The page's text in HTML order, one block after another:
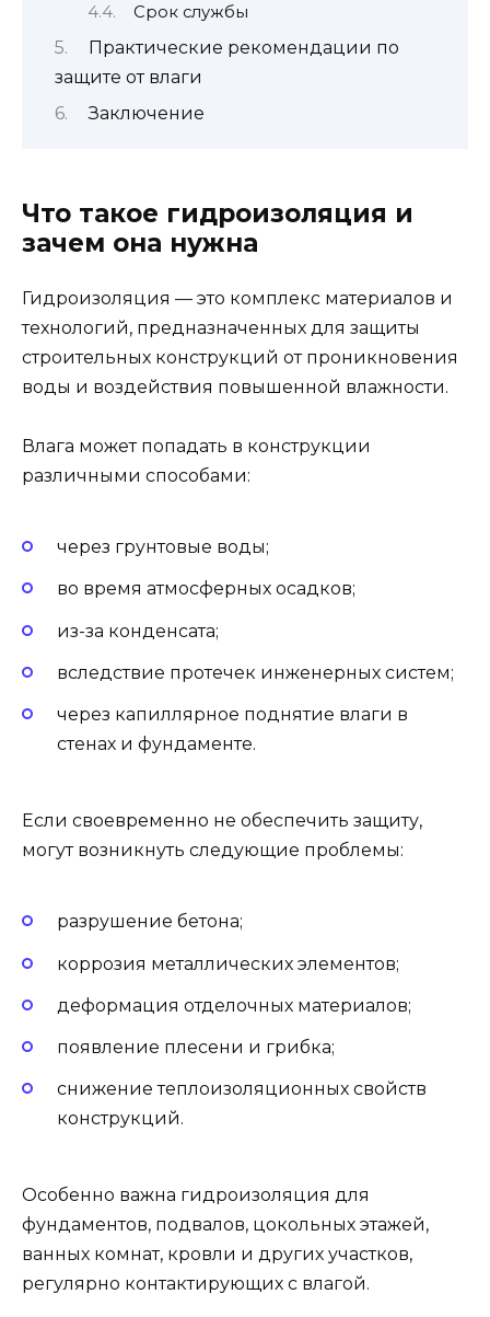
Срок службы
Практические рекомендации по
защите от влаги
Заключение
Что такое гидроизоляция и
зачем она нужна
Гидроизоляция — это комплекс материалов и
технологий, предназначенных для защиты
строительных конструкций от проникновения
воды и воздействия повышенной влажности.
Влага может попадать в конструкции
различными способами:
через грунтовые воды;
во время атмосферных осадков;
из-за конденсата;
вследствие протечек инженерных систем;
через капиллярное поднятие влаги в
стенах и фундаменте.
Если своевременно не обеспечить защиту,
могут возникнуть следующие проблемы:
разрушение бетона;
коррозия металлических элементов;
деформация отделочных материалов;
появление плесени и грибка;
снижение теплоизоляционных свойств
конструкций.
Особенно важна гидроизоляция для
фундаментов, подвалов, цокольных этажей,
ванных комнат, кровли и других участков,
регулярно контактирующих с влагой.